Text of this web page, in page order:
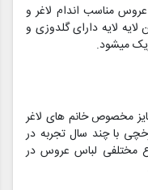
مناسب اندام لاغر و
لایه دارای گلدوزی و
میشود.
مخصوص خانم های لاغر
با چند سال تجربه در
مختلفی لباس عروس در